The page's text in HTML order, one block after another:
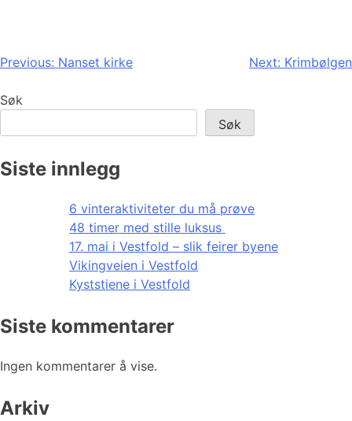
Innleggsnavigasjon
Previous: Nanset kirke Next: Krimbølgen
Søk
Søk
Siste innlegg
6 vinteraktiviteter du må prøve
48 timer med stille luksus
17. mai i Vestfold – slik feirer byene
Vikingveien i Vestfold
Kyststiene i Vestfold
Siste kommentarer
Ingen kommentarer å vise.
Arkiv